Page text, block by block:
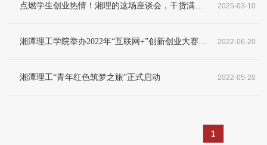
点燃学生创业热情！湘理的这场座谈会，干货满满！ 2025-03-10
湘潭理工学院举办2022年“互联网+”创新创业大赛校级决赛路演 2022-06-20
湘潭理工“青年红色筑梦之旅”正式启动 2022-05-20
1